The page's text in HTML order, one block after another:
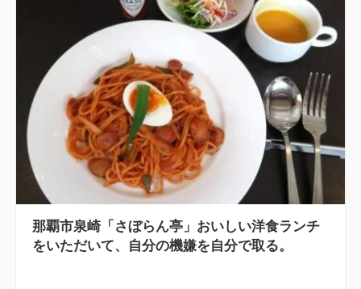
那覇市泉崎「さぼらん亭」おいしい洋食ランチ
をいただいて、自分の機嫌を自分で取る。